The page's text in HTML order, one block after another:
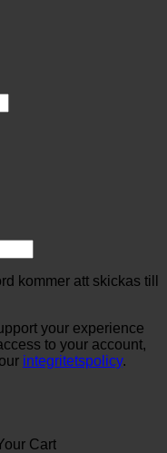
kommer att skickas till
your experience
to your account,
integritetspolicy.
Cart